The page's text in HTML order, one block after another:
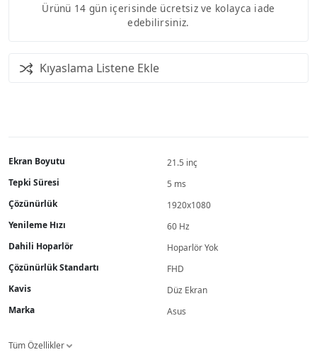
Ürünü 14 gün içerisinde ücretsiz ve kolayca iade
edebilirsiniz.
Kıyaslama Listene Ekle
Ekran Boyutu
21.5 inç
Tepki Süresi
5 ms
Çözünürlük
1920x1080
Yenileme Hızı
60 Hz
Dahili Hoparlör
Hoparlör Yok
Çözünürlük Standartı
FHD
Kavis
Düz Ekran
Marka
Asus
Tüm Özellikler